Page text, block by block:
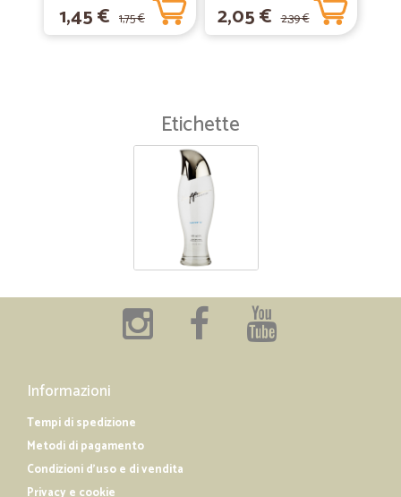
1,45 € 1,75 € 2,05 € 2,39 €
Etichette
Informazioni
Tempi di spedizione
Metodi di pagamento
Condizioni d'uso e di vendita
Privacy e cookie